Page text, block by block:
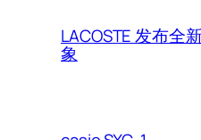
LACOSTE 发布全
象